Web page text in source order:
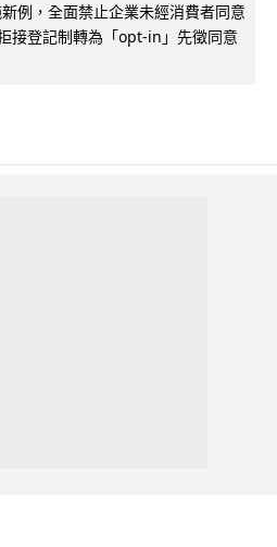
例，全面禁止企業未經消費者同意
接登記制轉為「opt-in」先徵同意